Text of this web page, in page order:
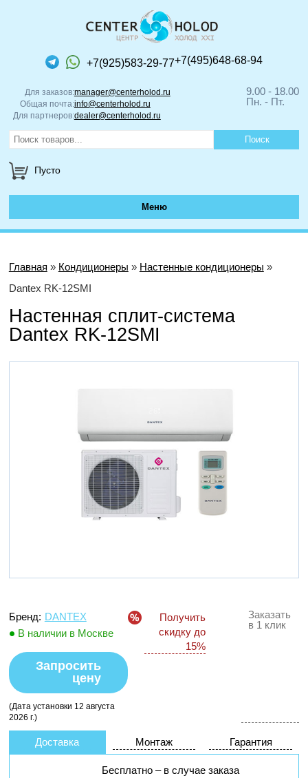
+7(925)583-29-77+7(495)648-68-94
Для заказов:manager@centerholod.ru
Общая почта:info@centerholod.ru
Для партнеров:dealer@centerholod.ru
9.00 - 18.00
Пн. - Пт.
Пусто
Меню
Главная » Кондиционеры » Настенные кондиционеры »
Dantex RK-12SMI
Настенная сплит-система
Dantex RK-12SMI
Бренд: DANTEX
В наличии в Москве
Запросить
цену
(Дата установки 12 августа
2026 г.)
Получить
скидку до
15%
Заказать
в 1 клик
Доставка Монтаж Гарантия
Бесплатно – в случае заказа